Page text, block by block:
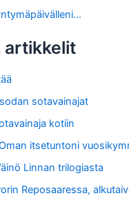
artikkelit
sotavainajat
kotiin
itsetuntoni
Linnan trilogiasta
Reposaaressa,